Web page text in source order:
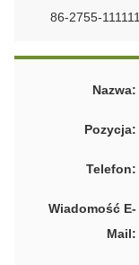
86-2755-111111
Nazwa:
Pozycja:
Telefon:
Wiadomość E-
Mail: